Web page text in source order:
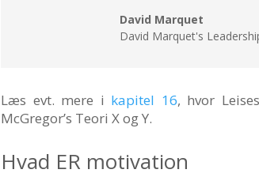
David Marquet
David Marquet's
Læs evt. mere i kapitel 16, hvor
McGregor’s Teori X og Y.
Hvad ER motivation